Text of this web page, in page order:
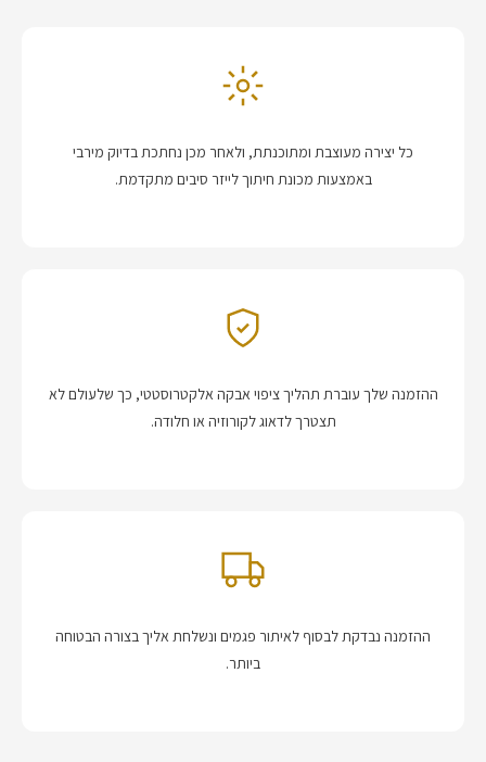
כל יצירה מעוצבת ומתוכנתת, ולאחר מכן נחתכת בדיוק מירבי
באמצעות מכונת חיתוך לייזר סיבים מתקדמת.
ההזמנה שלך עוברת תהליך ציפוי אבקה אלקטרוסטטי, כך שלעולם לא
תצטרך לדאוג לקורוזיה או חלודה.
ההזמנה נבדקת לבסוף לאיתור פגמים ונשלחת אליך בצורה הבטוחה
ביותר.